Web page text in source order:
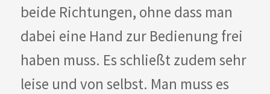
beide Richtungen, ohne dass man
dabei eine Hand zur Bedienung frei
haben muss. Es schließt zudem sehr
leise und von selbst. Man muss es